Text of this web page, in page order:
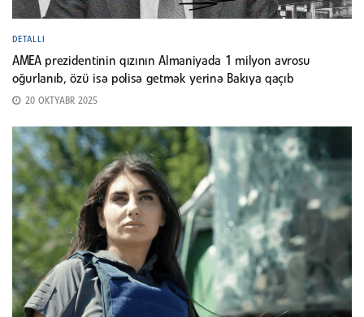
DETALLI
AMEA prezidentinin qızının Almaniyada 1 milyon avrosu
oğurlanıb, özü isə polisə getmək yerinə Bakıya qaçıb
20 OKTYABR 2025